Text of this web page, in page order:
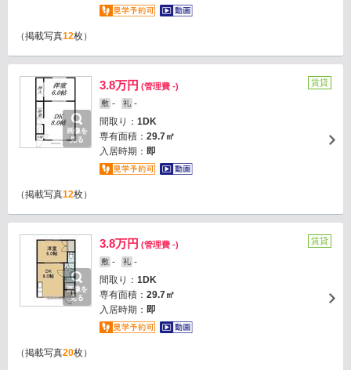
（掲載写真12枚）
画像を
見る
3.8万円 (管理費 -)
敷 - 礼 -
間取り： 1DK
専有面積： 29.7㎡
入居時期： 即
賃貸
（掲載写真12枚）
画像を
見る
3.8万円 (管理費 -)
敷 - 礼 -
間取り： 1DK
専有面積： 29.7㎡
入居時期： 即
賃貸
（掲載写真20枚）